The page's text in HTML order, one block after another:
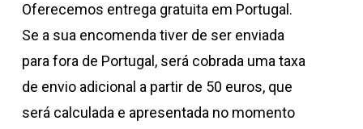
Oferecemos entrega gratuita em Portugal.
Se a sua encomenda tiver de ser enviada
para fora de Portugal, será cobrada uma taxa
de envio adicional a partir de 50 euros, que
será calculada e apresentada no momento